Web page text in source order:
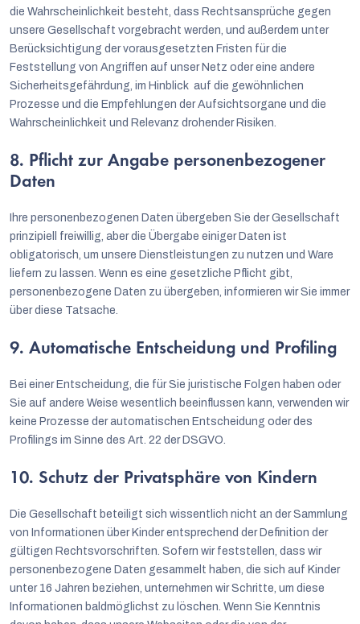
die Wahrscheinlichkeit besteht, dass Rechtsansprüche gegen
unsere Gesellschaft vorgebracht werden, und außerdem unter
Berücksichtigung der vorausgesetzten Fristen für die
Feststellung von Angriffen auf unser Netz oder eine andere
Sicherheitsgefährdung, im Hinblick auf die gewöhnlichen
Prozesse und die Empfehlungen der Aufsichtsorgane und die
Wahrscheinlichkeit und Relevanz drohender Risiken.
8. Pflicht zur Angabe personenbezogener
Daten
Ihre personenbezogenen Daten übergeben Sie der Gesellschaft
prinzipiell freiwillig, aber die Übergabe einiger Daten ist
obligatorisch, um unsere Dienstleistungen zu nutzen und Ware
liefern zu lassen. Wenn es eine gesetzliche Pflicht gibt,
personenbezogene Daten zu übergeben, informieren wir Sie immer
über diese Tatsache.
9. Automatische Entscheidung und Profiling
Bei einer Entscheidung, die für Sie juristische Folgen haben oder
Sie auf andere Weise wesentlich beeinflussen kann, verwenden wir
keine Prozesse der automatischen Entscheidung oder des
Profilings im Sinne des Art. 22 der DSGVO.
10. Schutz der Privatsphäre von Kindern
Die Gesellschaft beteiligt sich wissentlich nicht an der Sammlung
von Informationen über Kinder entsprechend der Definition der
gültigen Rechtsvorschriften. Sofern wir feststellen, dass wir
personenbezogene Daten gesammelt haben, die sich auf Kinder
unter 16 Jahren beziehen, unternehmen wir Schritte, um diese
Informationen baldmöglichst zu löschen. Wenn Sie Kenntnis